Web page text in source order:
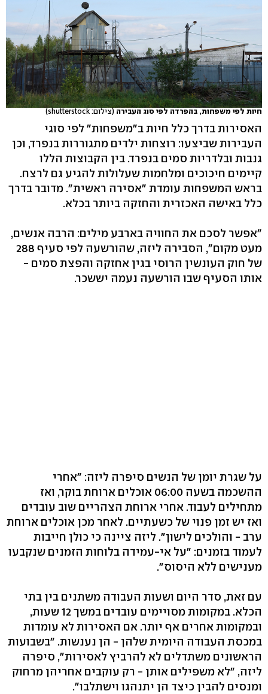
חיות לפי משפחות, בהפרדה לפי סוג העבירה (צילום: shutterstock)
האסירות בדרך כלל חיות ב"משפחות" לפי סוגי
העבירות שביצעו: רוצחות ילדים מתגוררות בנפרד, וכן
גנבות ובלדריות סמים בנפרד. בין הקבוצות הללו
קיימים חיכוכים ומלחמות שעלולות להגיע גם לרצח.
בראש המשפחות עומדת "אסירה ראשית". מדובר בדרך
כלל באישה האכזרית והחזקה ביותר בכלא.
"אפשר לסכם את החוויה בארבע מילים: הרבה אנשים,
מעט מקום", הסבירה ליזה, שהורשעה לפי סעיף 288
של חוק העונשין הרוסי בגין אחזקה והפצת סמים -
אותו הסעיף שבו הורשעה נעמה יששכר.
על שגרת יומן של הנשים סיפרה ליזה: "אחרי
ההשכמה בשעה 06:00 אוכלים ארוחת בוקר, ואז
מתחילים לעבוד. אחרי ארוחת הצהריים שוב עובדים
ואז יש זמן פנוי של כשעתיים. לאחר מכן אוכלים ארוחת
ערב - והולכים לישון". ליזה ציינה כי כולן חייבות
לעמוד בזמנים: "על אי-עמידה בלוחות הזמנים שנקבעו
מענישים ללא היסוס".
עם זאת, סדר היום ושעות העבודה משתנים בין בתי
הכלא. במקומות מסויימים עובדים במשך 12 שעות,
ובמקומות אחרים אף יותר. אם האסירות לא עומדות
במכסת העבודה היומית שלהן - הן נענשות. "בשבועות
הראשונים משתדלים לא להרביץ לאסירות", סיפרה
ליזה, "לא משפילים אותן - רק עוקבים אחריהן מרחוק
ומנסים להבין כיצד הן יתנהגו וישתלבו".